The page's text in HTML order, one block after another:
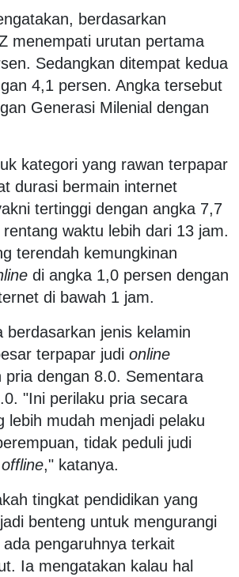
berdasarkan
menempati urutan pertama
Sedangkan ditempat kedua
4,1 persen. Angka tersebut
Generasi Milenial dengan
kategori yang rawan terpapar
durasi bermain internet
tertinggi dengan angka 7,7
waktu lebih dari 13 jam.
terendah kemungkinan
di angka 1,0 persen dengan
di bawah 1 jam.
berdasarkan jenis kelamin
terpapar judi online
pria dengan 8.0. Sementara
"Ini perilaku pria secara
lebih mudah menjadi pelaku
tidak peduli judi
offline," katanya.
tingkat pendidikan yang
benteng untuk mengurangi
ada pengaruhnya terkait
Ia mengatakan kalau hal